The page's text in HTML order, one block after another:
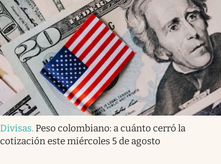
Divisas. Peso colombiano: a cuánto cerró la
cotización este miércoles 5 de agosto